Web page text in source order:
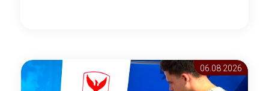
06.08 2026